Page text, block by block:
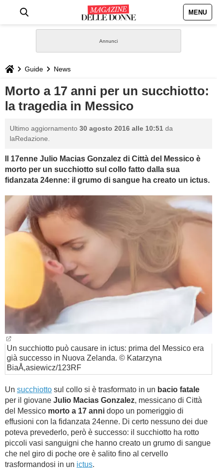
MENU
STILE
BIOGRAFIE
DEFINIZIONI
GASTRONOMIA
SESSO
BAMBINO
FORUM
Guide News
Morto a 17 anni per un succhiotto:
la tragedia in Messico
Ultimo aggiornamento 30 agosto 2016 alle 10:51 da
laRedazione.
Il 17enne Julio Macias Gonzalez di Città del Messico è
morto per un succhiotto sul collo fatto dalla sua
fidanzata 24enne: il grumo di sangue ha creato un ictus.
Un succhiotto può causare in ictus: prima del Messico era
già successo in Nuova Zelanda. © Katarzyna
BiaÅ‚asiewicz/123RF
Un succhiotto sul collo si è trasformato in un bacio fatale
per il giovane Julio Macias Gonzalez, messicano di Città
del Messico morto a 17 anni dopo un pomeriggio di
effusioni con la fidanzata 24enne. Di certo nessuno dei due
poteva prevederlo, però è successo: il succhiotto ha rotto
piccoli vasi sanguigni che hanno creato un grumo di sangue
che nel giro di poche ore è salito fino al cervello
trasformandosi in un ictus.